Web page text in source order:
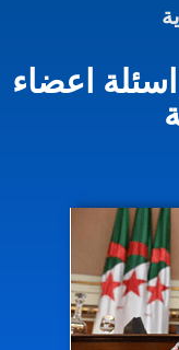
اعضاء